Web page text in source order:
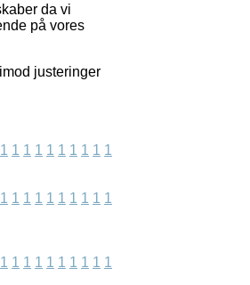
da vi
på vores
justeringer
1 1 1 1 1 1 1 1 1 1
1 1 1 1 1 1 1 1 1 1
1 1 1 1 1 1 1 1 1 1